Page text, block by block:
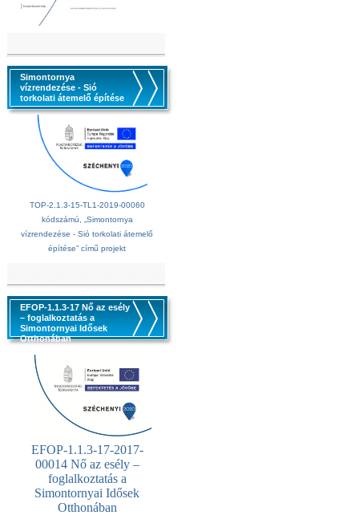
Simontornya
vízrendezése - Sió
torkolati átemelő építése
TOP-2.1.3-15-TL1-2019-00060
kódszámú, „Simontornya
vízrendezése - Sió torkolati átemelő
építése” című projekt
EFOP-1.1.3-17 Nő az esély
– foglalkoztatás a
Simontornyai Idősek
Otthonában
EFOP-1.1.3-17-2017-
00014 Nő az esély –
foglalkoztatás a
Simontornyai Idősek
Otthonában